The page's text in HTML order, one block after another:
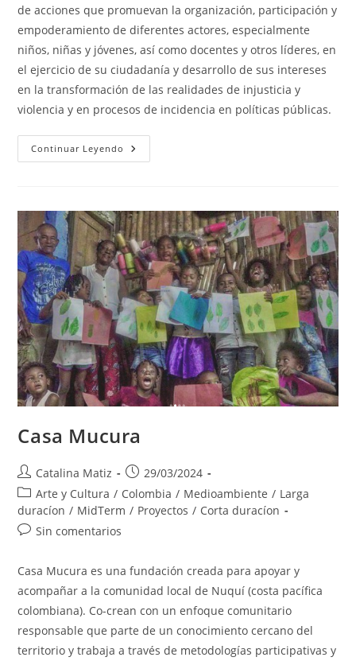
de acciones que promuevan la organización, participación y
empoderamiento de diferentes actores, especialmente
niños, niñas y jóvenes, así como docentes y otros líderes, en
el ejercicio de su ciudadanía y desarrollo de sus intereses
en la transformación de las realidades de injusticia y
violencia y en procesos de incidencia en políticas públicas.
Continuar Leyendo Fundación
Escuelas
Casa Mucura
Autor
de
la
entrada:
Catalina Matiz
Publicación
de
la
entrada:
29/03/2024
Categoría
de
la
Arte y Cultura / Colombia / Medioambiente / Larga
duracíon / MidTerm / Proyectos / Corta duracíon
Comentarios
la
entrada:
Sin comentarios
Casa Mucura es una fundación creada para apoyar y
acompañar a la comunidad local de Nuquí (costa pacífica
colombiana). Co-crean con un enfoque comunitario
responsable que parte de un conocimiento cercano del
territorio y trabaja a través de metodologías participativas y